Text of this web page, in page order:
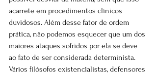
acarrete em procedimentos clínicos
duvidosos. Além desse fator de ordem
prática, não podemos esquecer que um dos
maiores ataques sofridos por ela se deve
ao fato de ser considerada determinista.
Vários filósofos existencialistas, defensores